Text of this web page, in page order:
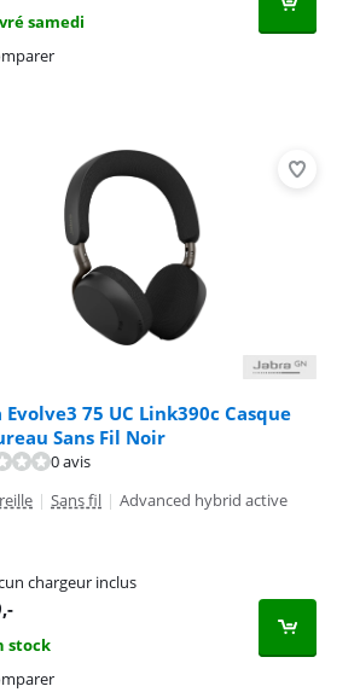
samedi
Evolve3 75 UC Link390c Casque
Sans Fil Noir
0 avis
| Sans fil | Advanced hybrid active
chargeur inclus
,-
stock